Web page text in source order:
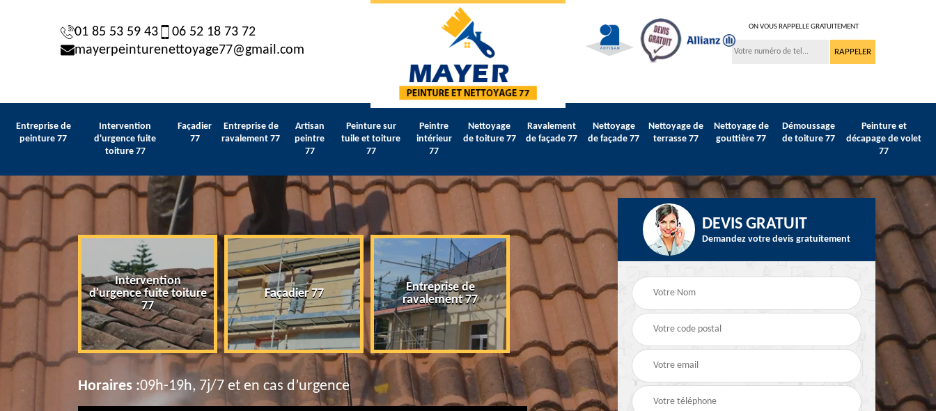
01 85 53 59 43
06 52 18 73 72
mayerpeinturenettoyage77@gmail.com
ON VOUS RAPPELLE GRATUITEMENT
Entreprise de
peinture 77
Intervention
d'urgence fuite
toiture 77
Façadier
77
Entreprise de
ravalement 77
Artisan
peintre
77
Peinture sur
tuile et toiture
77
Peintre
intérieur
77
Nettoyage
de toiture 77
Ravalement
de façade 77
Nettoyage
de façade 77
Nettoyage de
terrasse 77
Nettoyage de
gouttière 77
Démoussage
de toiture 77
Peinture et
décapage de volet
77
Intervention
d'urgence fuite toiture
77
Façadier 77
Entreprise de
ravalement 77
Artisan peintre 77
Peinture sur tuile et
Peintre intérieur 77
Horaires :09h-19h, 7j/7 et en cas d’urgence
DEVIS GRATUIT
Demandez votre devis gratuitement